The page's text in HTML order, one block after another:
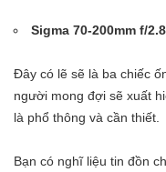
Sigma 70-200mm f/
Đây có lẽ sẽ là ba chiếc
người mong đợi sẽ xuất
là phổ thông và cần thiết.
Bạn có nghĩ liệu tin đồn